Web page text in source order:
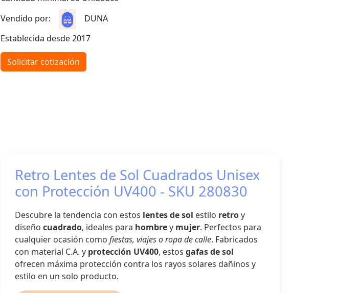
Vendido por:
DUNA
Establecida desde 2017
Solicitar cotización
Retro Lentes de Sol Cuadrados Unisex
con Protección UV400 - SKU 280830
Descubre la tendencia con estos lentes de sol estilo retroy
diseño cuadrado, ideales para hombrey mujer. Perfectos para
cualquier ocasión como fiestas, viajes o ropa de calle. Fabricados
con material C.A. y protección UV400, estos gafas de sol
ofrecen máxima protección contra los rayos solares dañinos y
estilo en un solo producto.